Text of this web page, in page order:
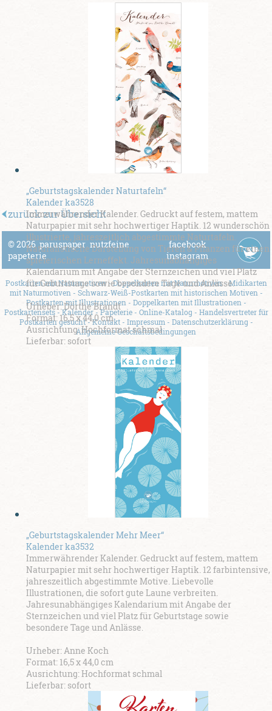
„Geburtstagskalender Naturtafeln“
Kalender ka3528
Immerwährender Kalender. Gedruckt auf festem, mattem
Naturpapier mit sehr hochwertiger Haptik. 12 wunderschön
illustrierte, jahreszeitlich abgestimmte Naturtafeln.
Naturalistische Darstellung von Tieren & Pflanzen für einen
spielerischen Lerneffekt. Jahresunabhängiges
Kalendarium mit Angabe der Sternzeichen und viel Platz
für Geburtstage sowie besondere Tage und Anlässe.
Urheber: Dörthe Brandt
Format: 16,5 x 44,0 cm
Ausrichtung: Hochformat schmal
Lieferbar: sofort
„Geburtstagskalender Mehr Meer“
Kalender ka3532
Immerwährender Kalender. Gedruckt auf festem, mattem
Naturpapier mit sehr hochwertiger Haptik. 12 farbintensive,
jahreszeitlich abgestimmte Motive. Liebevolle
Illustrationen, die sofort gute Laune verbreiten.
Jahresunabhängiges Kalendarium mit Angabe der
Sternzeichen und viel Platz für Geburtstage sowie
besondere Tage und Anlässe.
Urheber: Anne Koch
Format: 16,5 x 44,0 cm
Ausrichtung: Hochformat schmal
Lieferbar: sofort
zurück zur Übersicht
© 2026 paruspaper.nutzfeine
papeterie
facebook
instagram
Postkarten mit Naturmotiven-Doppelkarten mit Naturmotiven-Midikarten
mit Naturmotiven - Schwarz-Weiß-Postkarten mit historischen Motiven -
Postkarten mit Illustrationen - Doppelkarten mit Illustrationen -
Postkartensets-Kalender-Papeterie- Online-Katalog - Handelsvertreter für
Postkarten gesucht-Kontakt- Impressum - Datenschutzerklärung -
Allgemeine Geschäftsbedingungen